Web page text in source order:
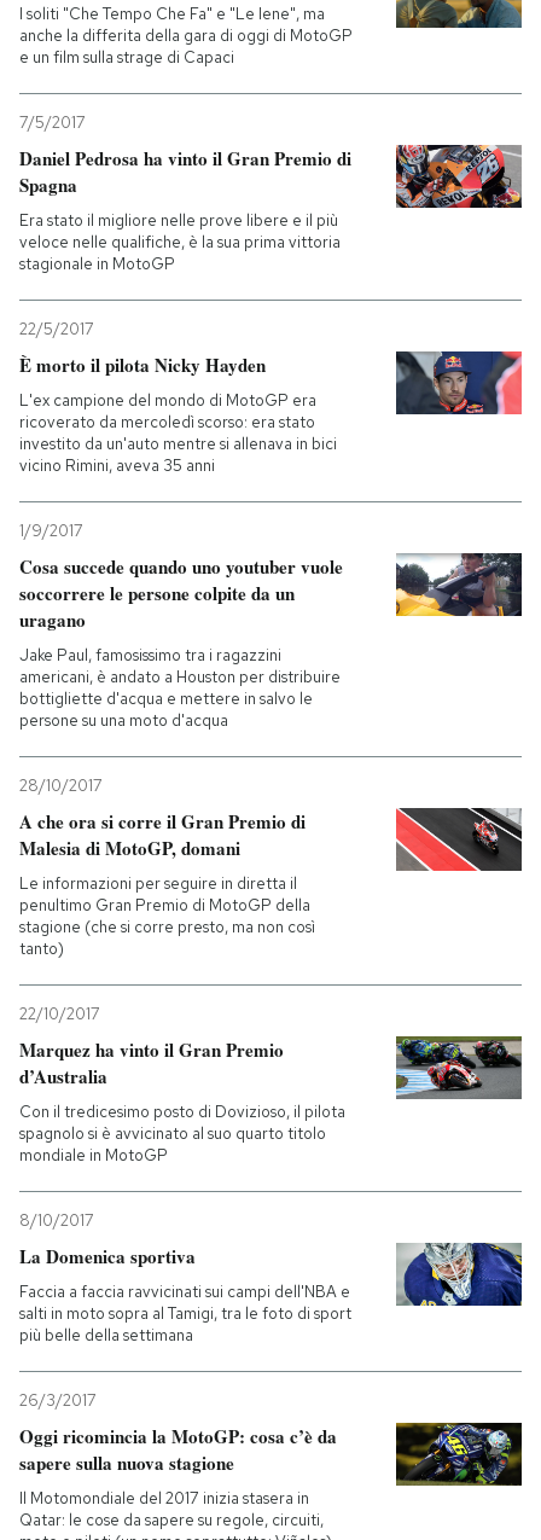
I soliti "Che Tempo Che Fa" e "Le Iene", ma
anche la differita della gara di oggi di MotoGP
e un film sulla strage di Capaci
7/5/2017
Daniel Pedrosa ha vinto il Gran Premio di
Spagna
Era stato il migliore nelle prove libere e il più
veloce nelle qualifiche, è la sua prima vittoria
stagionale in MotoGP
22/5/2017
È morto il pilota Nicky Hayden
L'ex campione del mondo di MotoGP era
ricoverato da mercoledì scorso: era stato
investito da un'auto mentre si allenava in bici
vicino Rimini, aveva 35 anni
1/9/2017
Cosa succede quando uno youtuber vuole
soccorrere le persone colpite da un
uragano
Jake Paul, famosissimo tra i ragazzini
americani, è andato a Houston per distribuire
bottigliette d'acqua e mettere in salvo le
persone su una moto d'acqua
28/10/2017
A che ora si corre il Gran Premio di
Malesia di MotoGP, domani
Le informazioni per seguire in diretta il
penultimo Gran Premio di MotoGP della
stagione (che si corre presto, ma non così
tanto)
22/10/2017
Marquez ha vinto il Gran Premio
d’Australia
Con il tredicesimo posto di Dovizioso, il pilota
spagnolo si è avvicinato al suo quarto titolo
mondiale in MotoGP
8/10/2017
La Domenica sportiva
Faccia a faccia ravvicinati sui campi dell'NBA e
salti in moto sopra al Tamigi, tra le foto di sport
più belle della settimana
26/3/2017
Oggi ricomincia la MotoGP: cosa c’è da
sapere sulla nuova stagione
Il Motomondiale del 2017 inizia stasera in
Qatar: le cose da sapere su regole, circuiti,